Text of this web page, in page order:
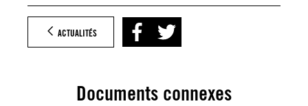
ACTUALITÉS
Documents connexes